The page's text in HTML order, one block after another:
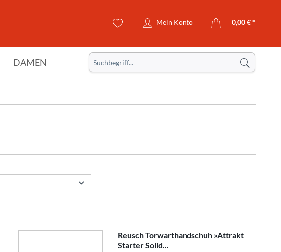
Mein Konto 0,00 € *
DAMEN
Reusch Torwarthandschuh »Attrakt
Starter Solid...